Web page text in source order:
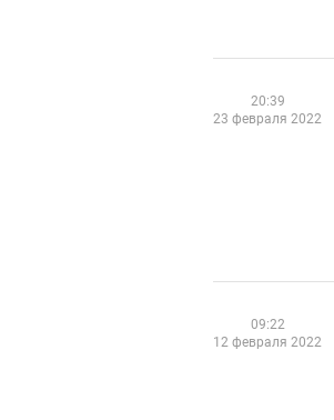
20:39
23 февраля 2022
09:22
12 февраля 2022